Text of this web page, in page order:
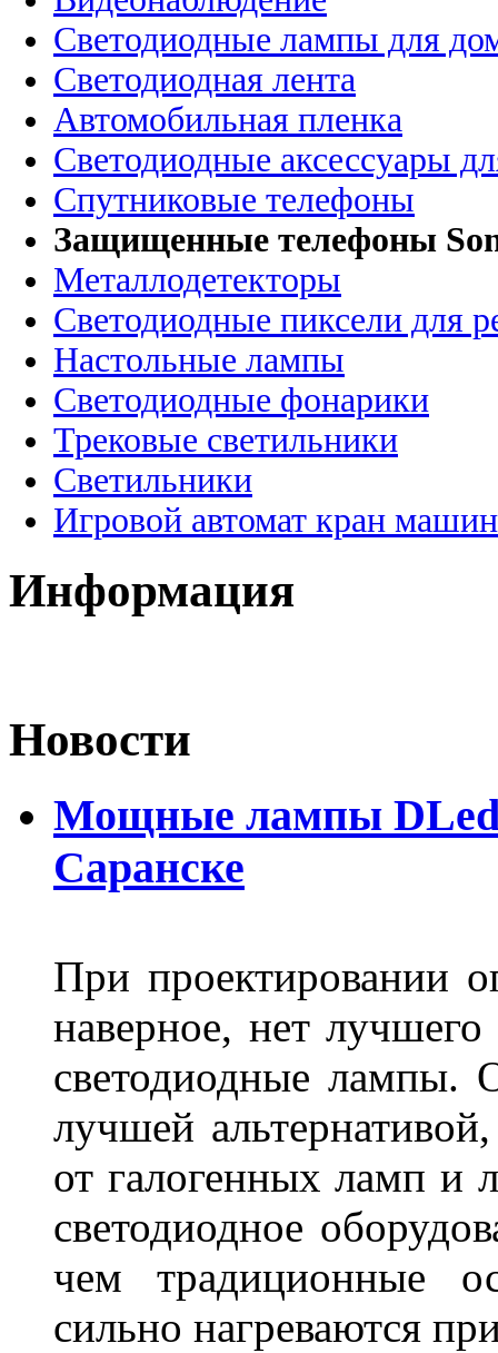
Светодиодные лампы для
Светодиодная лента
Автомобильная пленка
Светодиодные аксессуары
Спутниковые телефоны
Защищенные телефоны
Металлодетекторы
Светодиодные пиксели для
Настольные лампы
Светодиодные фонарики
Трековые светильники
Светильники
Игровой автомат кран
Информация
Новости
Мощные лампы DLed
Саранске
При проектировании
наверное, нет
светодиодные лампы.
лучшей
от галогенных ламп и
светодиодное
чем традиционные
сильно нагреваются